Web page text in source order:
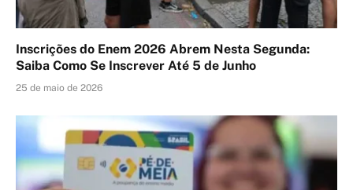
Inscrições do Enem 2026 Abrem Nesta Segunda:
Saiba Como Se Inscrever Até 5 de Junho
25 de maio de 2026